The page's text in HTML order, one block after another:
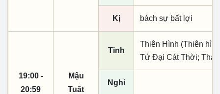
Kị bách sự bất lợi
19:00 -
20:59
Mậu
Tuất
Tinh
Thiên Hình (Thiên
Tứ Đại Cát Thời; Thái
Nghi